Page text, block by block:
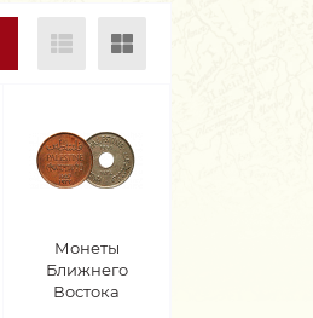
Монеты
Ближнего
Востока